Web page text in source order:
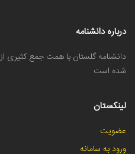
درباره دانشنامه
دانشنامه گلستان با همت جمع کثیری
شده است
لینکستان
عضویت
ورود به سامانه